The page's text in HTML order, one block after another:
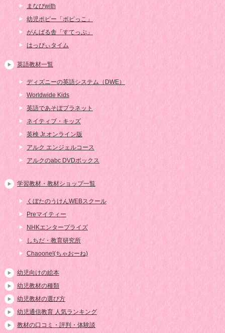
まなびwith
幼児ポピー「ポピっこ」
がんばる舎「すてっぷ」
はっぴぃタイム
英語教材一覧
ディズニーの英語システム（DWE）
Worldwide Kids
英語であそぼプラネット
ネイティブ・キッズ
英検 Jr.オンライン版
アルク エンジェルコース
アルクのabc DVDボックス
学習教材・教材ショップ一覧
くぼたのうけんWEBスクール
Preマイティー
NHKエンタープライズ
しちだ・教育研究所
Chaoone!(ちゃおーね)
幼児向けの絵本
幼児教材の種類
幼児教材の選び方
幼児通信教育 人気ランキング
教材の口コミ・評判・体験談